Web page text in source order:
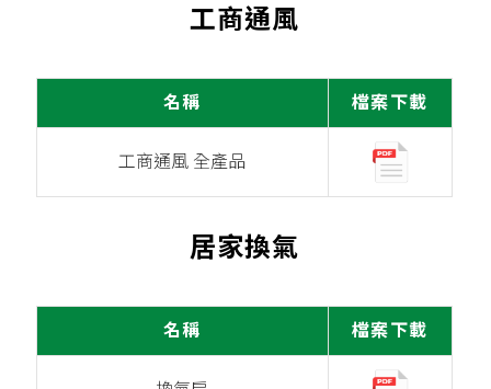
工商通風
名稱 檔案下載
工商通風 全產品
居家換氣
名稱 檔案下載